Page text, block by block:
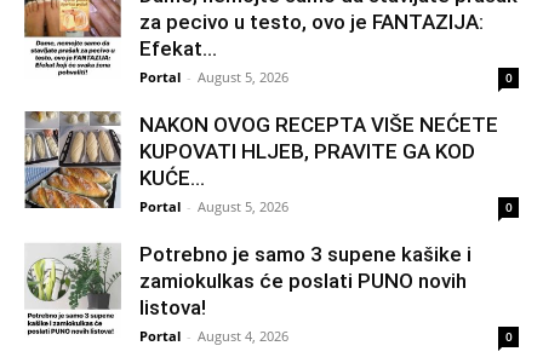
za pecivo u testo, ovo je FANTAZIJA:
Efekat...
Portal - August 5, 2026 0
NAKON OVOG RECEPTA VIŠE NEĆETE
KUPOVATI HLJEB, PRAVITE GA KOD
KUĆE…
Portal - August 5, 2026 0
Potrebno je samo 3 supene kašike i
zamiokulkas će poslati PUNO novih
listova!
Portal - August 4, 2026 0